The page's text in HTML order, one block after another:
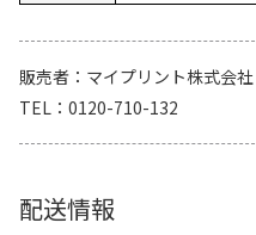
販売者
マイプリント株式会社
TEL
0120-710-132
配送情報